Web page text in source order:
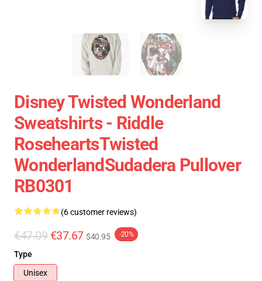
Disney Twisted Wonderland
Sweatshirts - Riddle
RoseheartsTwisted
WonderlandSudadera Pullover
RB0301
(6 customer reviews)
€47.09 €37.67 $40.95 -20%
Type
Unisex